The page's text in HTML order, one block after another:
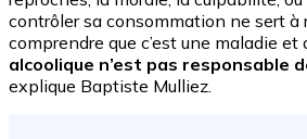
contrôler sa consommation ne sert à
comprendre que c’est une maladie et
alcoolique n’est pas responsable
explique Baptiste Mulliez.